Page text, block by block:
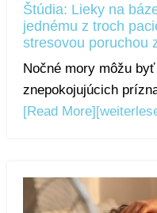
Štúdia: Lieky na
jednému z troch
stresovou poruchou
Nočné mory môžu
znepokojujúcich
[Read More]